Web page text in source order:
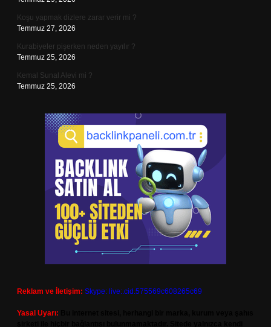
Koşu yapmak dizlere zarar verir mi ?
Temmuz 27, 2026
Kurabiyeler pişerken neden yayılır ?
Temmuz 25, 2026
Kemal Sunal Alevi mi ?
Temmuz 25, 2026
Reklam ve İletişim: Skype: live:.cid.575569c608265c69
Yasal Uyarı: